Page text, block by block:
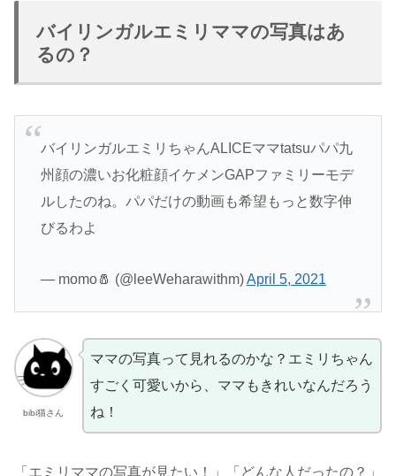
バイリンガルエミリママの写真はあ
るの？
バイリンガルエミリちゃんALICEママtatsuパパ九
州顔の濃いお化粧顔イケメンGAPファミリーモデ
ルしたのね。パパだけの動画も希望もっと数字伸
びるわよ
— momo🧂 (@leeWeharawithm)April 5, 2021
bibi猫さん
ママの写真って見れるのかな？エミリちゃん
すごく可愛いから、ママもきれいなんだろう
ね！
「エミリママの写真が見たい！」「どんな人だったの？」